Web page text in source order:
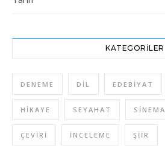
KATEGORILER
DENEME DIL EDEBIYAT
HIKAYE SEYAHAT SINEMA
ÇEVIRI İNCELEME ŞIIR